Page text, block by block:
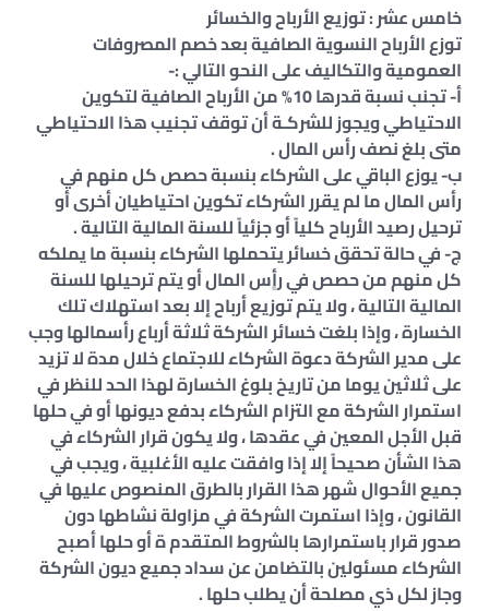
خامس عشر : توزيع الأرباح والخسائر
توزع الأرباح النسوية الصافية بعد خصم المصروفات
العمومية والتكاليف على النحو التالي :-
أ- تجنب نسبة قدرها 10% من الأرباح الصافية لتكوين
الاحتياطي ويجوز للشركـة أن توقف تجنيب هذا الاحتياطي
متى بلغ نصف رأس المال .
ب- يوزع الباقي على الشركاء بنسبة حصص كل منهم في
رأس المال ما لم يقرر الشركاء تكوين احتياطيان أخرى أو
ترحيل رصيد الأرباح كلياً أو جزئياً للسنة المالية التالية .
ج- في حالة تحقق خسائر يتحملها الشركاء بنسبة ما يملكه
كل منهم من حصص في رأٍس المال أو يتم ترحيلها للسنة
المالية التالية ، ولا يتم توزيع أرباح إلا بعد استهلاك تلك
الخسارة ، وإذا بلغت خسائر الشركة ثلاثة أرباع رأسمالها وجب
على مدير الشركة دعوة الشركاء للاجتماع خلال مدة لا تزيد
على ثلاثين يوما من تاريخ بلوغ الخسارة لهذا الحد للنظر في
استمرار الشركة مع التزام الشركاء بدفع ديونها أو في حلها
قبل الأجل المعين في عقدها ، ولا يكون قرار الشركاء في
هذا الشأن صحيحاً إلا إذا وافقت عليه الأغلبية ، ويجب في
جميع الأحوال شهر هذا القرار بالطرق المنصوص عليها في
القانون ، وإذا استمرت الشركة في مزاولة نشاطها دون
صدور قرار باستمرارها بالشروط المتقدم ة أو حلها أصبح
الشركاء مسئولين بالتضامن عن سداد جميع ديون الشركة
وجاز لكل ذي مصلحة أن يطلب حلها .